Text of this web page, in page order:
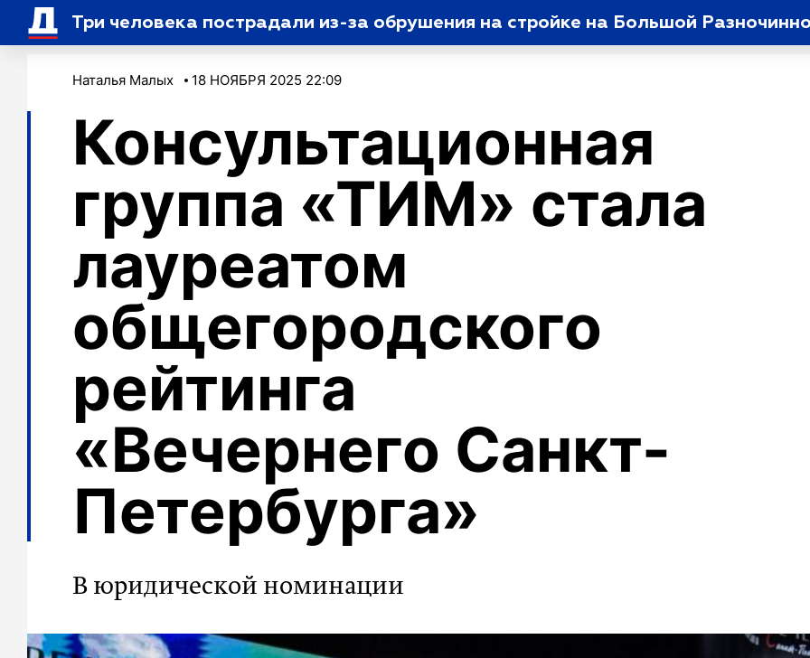
Три человека пострадали из-за обрушения на стройке на Большой
Наталья Малых 18 НОЯБРЯ 2025 22:09
Консультационная
группа «ТИМ» стала
лауреатом
общегородского
рейтинга
«Вечернего Санкт-
Петербурга»
В юридической номинации